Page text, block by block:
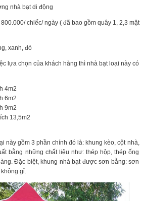
nhà bạt di động
chiếc/ ngày ( đã bao gồm quây 1, 2,3 mặt
xanh, đỏ
lựa chọn của khách hàng thì nhà bạt loại này có
4m2
6m2
9m2
13,5m2
này gồm 3 phần chính đó là: khung kèo, cột nhà,
bằng những chất liệu như: thép hộp, thép ống
Đặc biệt, khung nhà bạt được sơn bằng: sơn
gỉ.